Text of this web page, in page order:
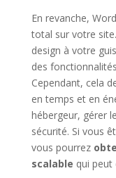
En revanche,
total sur votre
design à votre
des
Cependant, cela
en temps et en
hébergeur, gérer
sécurité. Si vous
vous pourrez
scalable qui peut